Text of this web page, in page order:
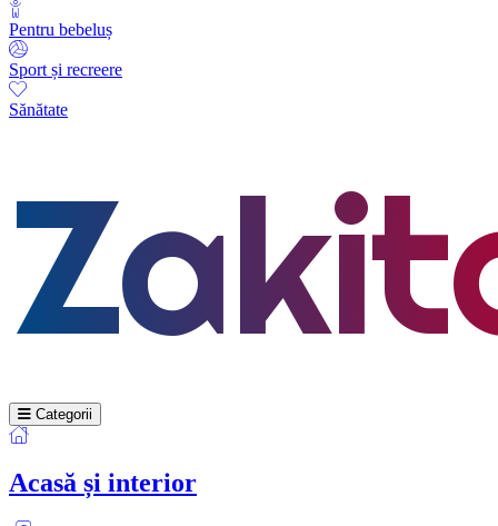
Pentru bebeluș
Sport și recreere
Sănătate
Categorii
Acasă și interior